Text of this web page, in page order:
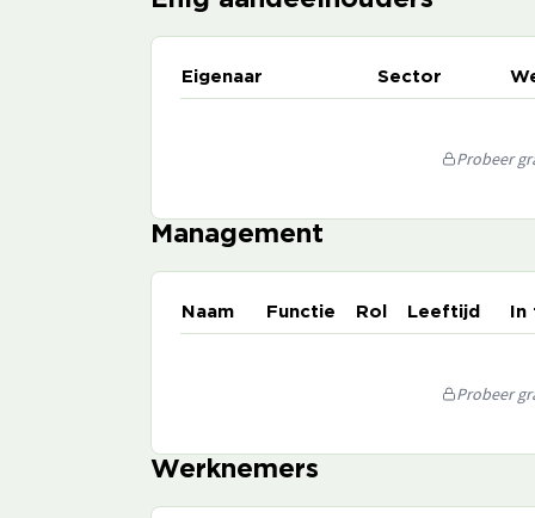
Eigenaar Sector
Probeer
Management
Naam Functie Rol Leeftijd
Probeer
Werknemers